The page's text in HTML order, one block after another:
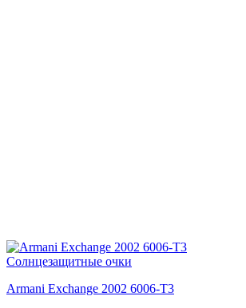
Солнцезащитные очки
Armani Exchange 2002 6006-T3